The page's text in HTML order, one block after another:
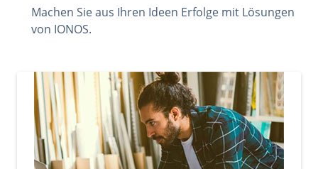
Machen Sie aus Ihren Ideen Erfolge mit Lösungen
von IONOS.